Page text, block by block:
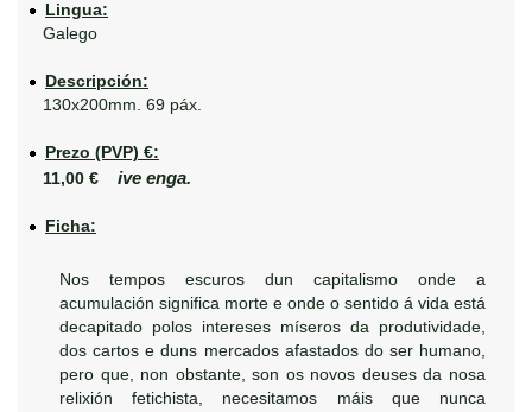
Lingua:
Galego
Descripción:
130x200mm. 69 páx.
Prezo (PVP) €:
11,00 € ive enga.
Ficha:
Nos tempos escuros dun capitalismo onde a
acumulación significa morte e onde o sentido á vida está
decapitado polos intereses míseros da produtividade,
dos cartos e duns mercados afastados do ser humano,
pero que, non obstante, son os novos deuses da nosa
relixión fetichista, necesitamos máis que nunca